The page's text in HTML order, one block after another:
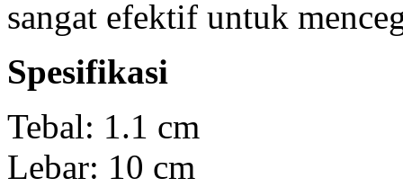
sangat efektif untuk
Spesifikasi
Tebal: 1.1 cm
Lebar: 10 cm